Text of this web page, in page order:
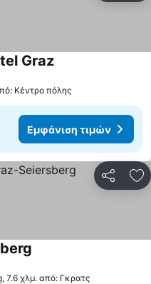
GrazΕμφάνιση τιμών
Κέντρο πόλης
Εμφάνιση τιμών
7.6 χλμ. από: Γκρατς